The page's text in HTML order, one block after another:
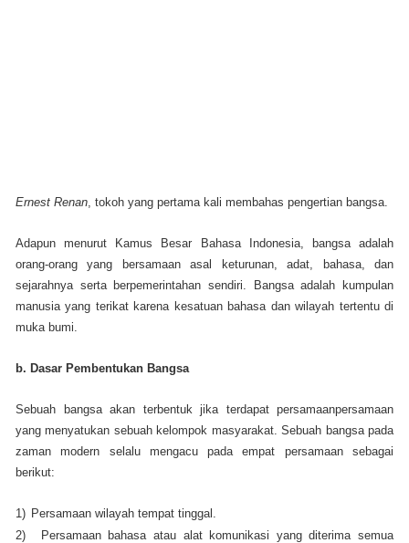
Ernest Renan , tokoh yang pertama kali membahas pengertian bangsa.
Adapun menurut Kamus Besar Bahasa Indonesia, bangsa adalah
orang-orang yang bersamaan asal keturunan, adat, bahasa, dan
sejarahnya serta berpemerintahan sendiri. Bangsa adalah kumpulan
manusia yang terikat karena kesatuan bahasa dan wilayah tertentu di
muka bumi.
b. Dasar Pembentukan Bangsa
Sebuah bangsa akan terbentuk jika terdapat persamaanpersamaan
yang menyatukan sebuah kelompok masyarakat. Sebuah bangsa pada
zaman modern selalu mengacu pada empat persamaan sebagai
berikut:
1) Persamaan wilayah tempat tinggal.
2)
Persamaan bahasa atau alat komunikasi yang diterima semua